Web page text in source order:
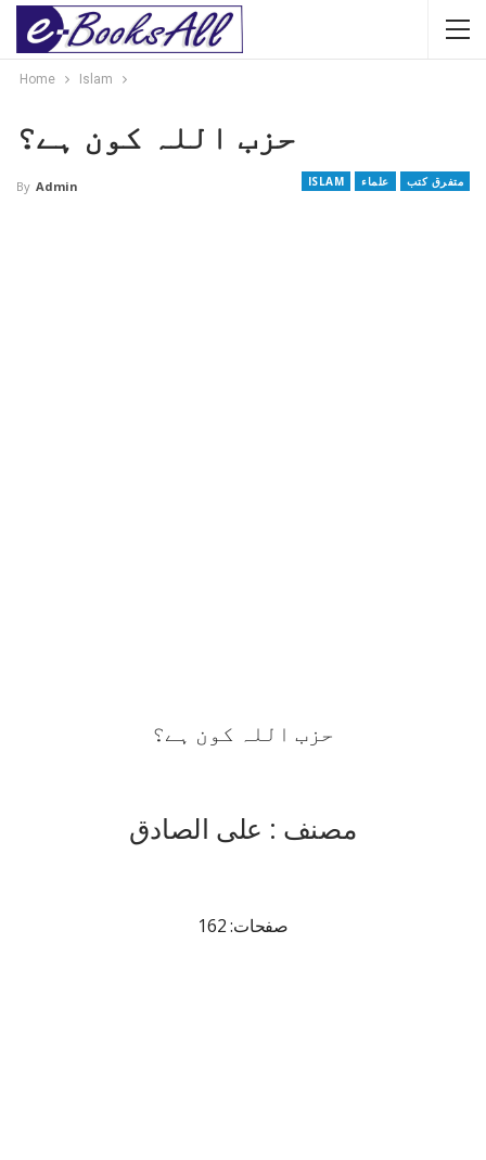
Home Islam
حزب اللہ کون ہے؟
ISLAM علماء متفرق کتب By Admin
حزب اللہ کون ہے؟
مصنف : علی الصادق
صفحات: 162